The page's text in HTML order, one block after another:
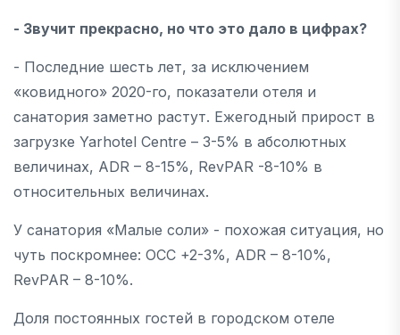
- Звучит прекрасно, но что это дало в цифрах?
- Последние шесть лет, за исключением
«ковидного» 2020-го, показатели отеля и
санатория заметно растут. Ежегодный прирост в
загрузке Yarhotel Centre – 3-5% в абсолютных
величинах, ADR – 8-15%, RevPAR -8-10% в
относительных величинах.
У санатория «Малые соли» - похожая ситуация, но
чуть поскромнее: ОСС +2-3%, ADR – 8-10%,
RevPAR – 8-10%.
Доля постоянных гостей в городском отеле